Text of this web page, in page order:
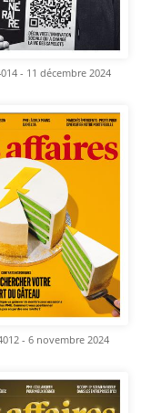
- 11 décembre 2024
- 6 novembre 2024